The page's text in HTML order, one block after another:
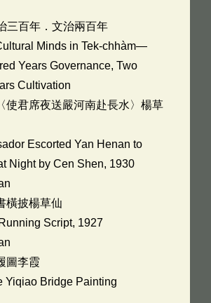
三百年．文治兩百年
Minds in Tek-chhàm—
Years Governance, Two
Cultivation
使君席夜送嚴河南赴長水〉楊草
Escorted Yan Henan to
Night by Cen Shen, 1930
橫披楊草仙
Script, 1927
圖李霞
Yiqiao Bridge Painting